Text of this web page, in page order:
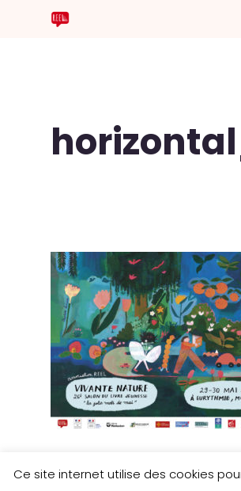
llejldjlaej
Ce site internet utilise des cookies